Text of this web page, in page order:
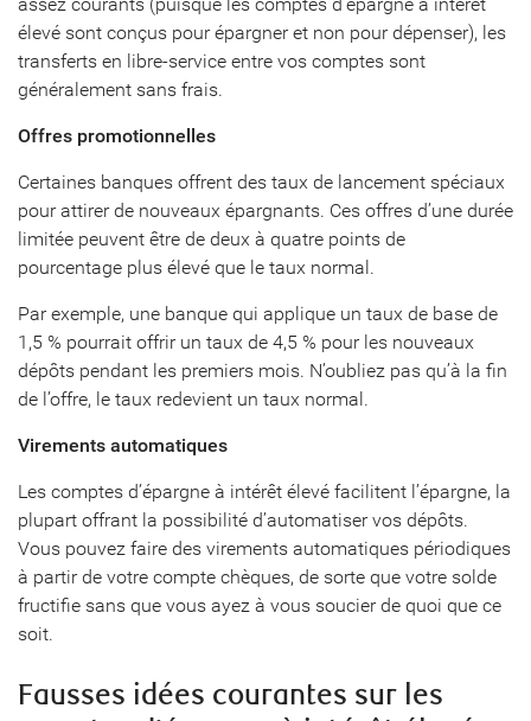
élevé sont conçus pour épargner et non pour dépenser), les
transferts en libre-service entre vos comptes sont
généralement sans frais.
Offres promotionnelles
Certaines banques offrent des taux de lancement spéciaux
pour attirer de nouveaux épargnants. Ces offres d’une durée
limitée peuvent être de deux à quatre points de
pourcentage plus élevé que le taux normal.
Par exemple, une banque qui applique un taux de base de
1,5 % pourrait offrir un taux de 4,5 % pour les nouveaux
dépôts pendant les premiers mois. N’oubliez pas qu’à la fin
de l’offre, le taux redevient un taux normal.
Virements automatiques
Les comptes d’épargne à intérêt élevé facilitent l’épargne, la
plupart offrant la possibilité d’automatiser vos dépôts.
Vous pouvez faire des virements automatiques périodiques
à partir de votre compte chèques, de sorte que votre solde
fructifie sans que vous ayez à vous soucier de quoi que ce
soit.
Fausses idées courantes sur les